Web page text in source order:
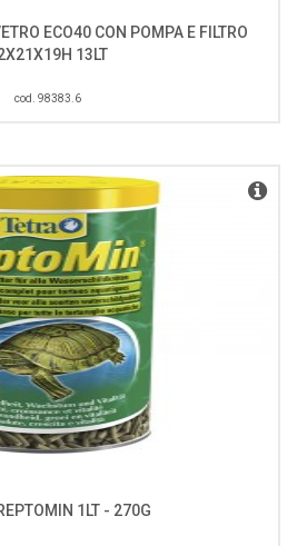
ECO40 CON POMPA E FILTRO
13LT
cod. 98383.6
1LT - 270G